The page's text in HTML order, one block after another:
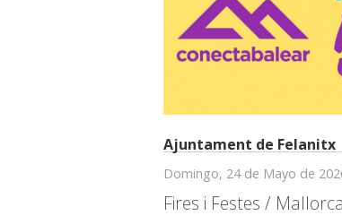
Ajuntament de Felanitx
Domingo, 24 de Mayo de
Fires i Festes /